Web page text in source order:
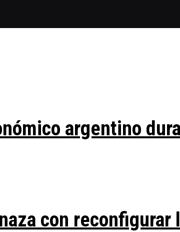
argentino
con